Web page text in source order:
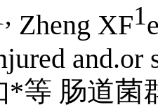
Zheng XF1
and.or
*等 肠道